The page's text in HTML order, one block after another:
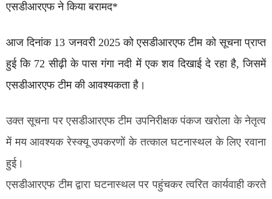
एसडीआरएफ ने किया बरामद*
आज दिनांक 13 जनवरी 2025 को एसडीआरएफ टीम को सूचना प्राप्त
हुई कि 72 सीढ़ी के पास गंगा नदी में एक शव दिखाई दे रहा है, जिसमें
एसडीआरएफ टीम की आवश्यकता है।
उक्त सूचना पर एसडीआरएफ टीम उपनिरीक्षक पंकज खरोला के नेतृत्व
में मय आवश्यक रेस्क्यू उपकरणों के तत्काल घटनास्थल के लिए रवाना
हुई।
एसडीआरएफ टीम द्वारा घटनास्थल पर पहुंचकर त्वरित कार्यवाही करते